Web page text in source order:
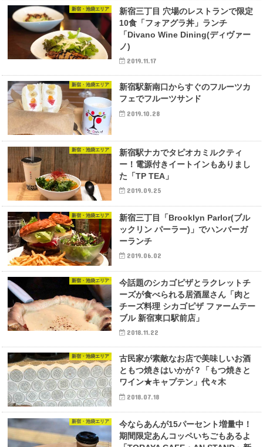
新宿・池袋エリア
新宿三丁目 穴場のレストランで限定
10食「フォアグラ丼」ランチ
「Divano Wine Dining(ディヴァー
ノ)
2019.11.17
新宿・池袋エリア
新宿駅新南口からすぐのフルーツカ
フェでフルーツサンド
2019.10.28
新宿・池袋エリア
新宿駅ナカでタピオカミルクティ
ー！電源付きイートインもありまし
た「TP TEA」
2019.09.25
新宿・池袋エリア
新宿三丁目「Brooklyn Parlor(ブル
ックリン パーラー)」でハンバーガ
ーランチ
2019.06.02
新宿・池袋エリア
今話題のシカゴピザとラクレットチ
ーズが食べられる居酒屋さん「肉と
チーズ料理 シカゴピザ ファームテー
ブル 新宿東口駅前店」
2018.11.22
新宿・池袋エリア
古民家が素敵なお店で美味しいお酒
ともつ焼きはいかが？「もつ焼きと
ワイン★キャプテン」代々木
2018.07.18
新宿・池袋エリア
今ならあんが15パーセント増量中！
期間限定あんコッペいちごもあるよ